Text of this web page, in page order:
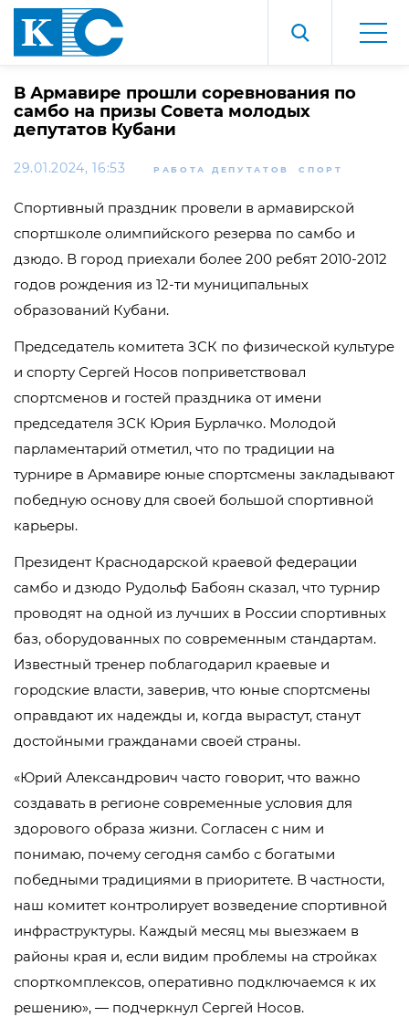
В Армавире прошли соревнования по
самбо на призы Совета молодых
депутатов Кубани
29.01.2024, 16:53 РАБОТА ДЕПУТАТОВ СПОРТ
Спортивный праздник провели в армавирской
спортшколе олимпийского резерва по самбо и
дзюдо. В город приехали более 200 ребят 2010-2012
годов рождения из 12-ти муниципальных
образований Кубани.
Председатель комитета ЗСК по физической культуре
и спорту Сергей Носов поприветствовал
спортсменов и гостей праздника от имени
председателя ЗСК Юрия Бурлачко. Молодой
парламентарий отметил, что по традиции на
турнире в Армавире юные спортсмены закладывают
победную основу для своей большой спортивной
карьеры.
Президент Краснодарской краевой федерации
самбо и дзюдо Рудольф Бабоян сказал, что турнир
проводят на одной из лучших в России спортивных
баз, оборудованных по современным стандартам.
Известный тренер поблагодарил краевые и
городские власти, заверив, что юные спортсмены
оправдают их надежды и, когда вырастут, станут
достойными гражданами своей страны.
«Юрий Александрович часто говорит, что важно
создавать в регионе современные условия для
здорового образа жизни. Согласен с ним и
понимаю, почему сегодня самбо с богатыми
победными традициями в приоритете. В частности,
наш комитет контролирует возведение спортивной
инфраструктуры. Каждый месяц мы выезжаем в
районы края и, если видим проблемы на стройках
спорткомплексов, оперативно подключаемся к их
решению», — подчеркнул Сергей Носов.